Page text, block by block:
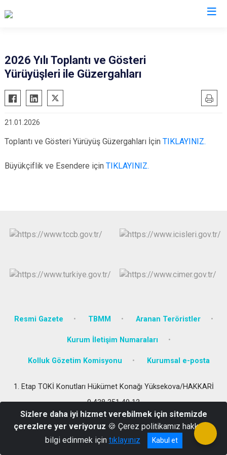
Çukurca
Şemdinli
Derecik
2026 Yılı Toplantı ve Gösteri
Yürüyüşleri ile Güzergahları
21.01.2026
Toplantı ve Gösteri Yürüyüş Güzergahları İçin TIKLAYINIZ.
Büyükçiflik ve Esendere için TIKLAYINIZ.
Resmi Gazete TBMM Aranan Teröristler
Kurum İletişim Numaraları
Kolluk Gözetim Komisyonu Kurumsal e-posta
1. Etap TOKİ Konutları Hükümet Konağı Yüksekova/HAKKARİ
0 438 351 40 12
Sizlere daha iyi hizmet verebilmek için sitemizde
çerezlere yer veriyoruz 🍪 Çerez politikamız hakkında
bilgi edinmek için tıklayınız Kabul et